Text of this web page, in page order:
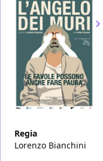
Home Film
Regia
Lorenzo Bianchini